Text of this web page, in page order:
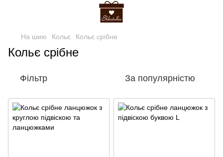
На шию Кольє Кольє срібне
Кольє срібне
Фільтр За популярністю